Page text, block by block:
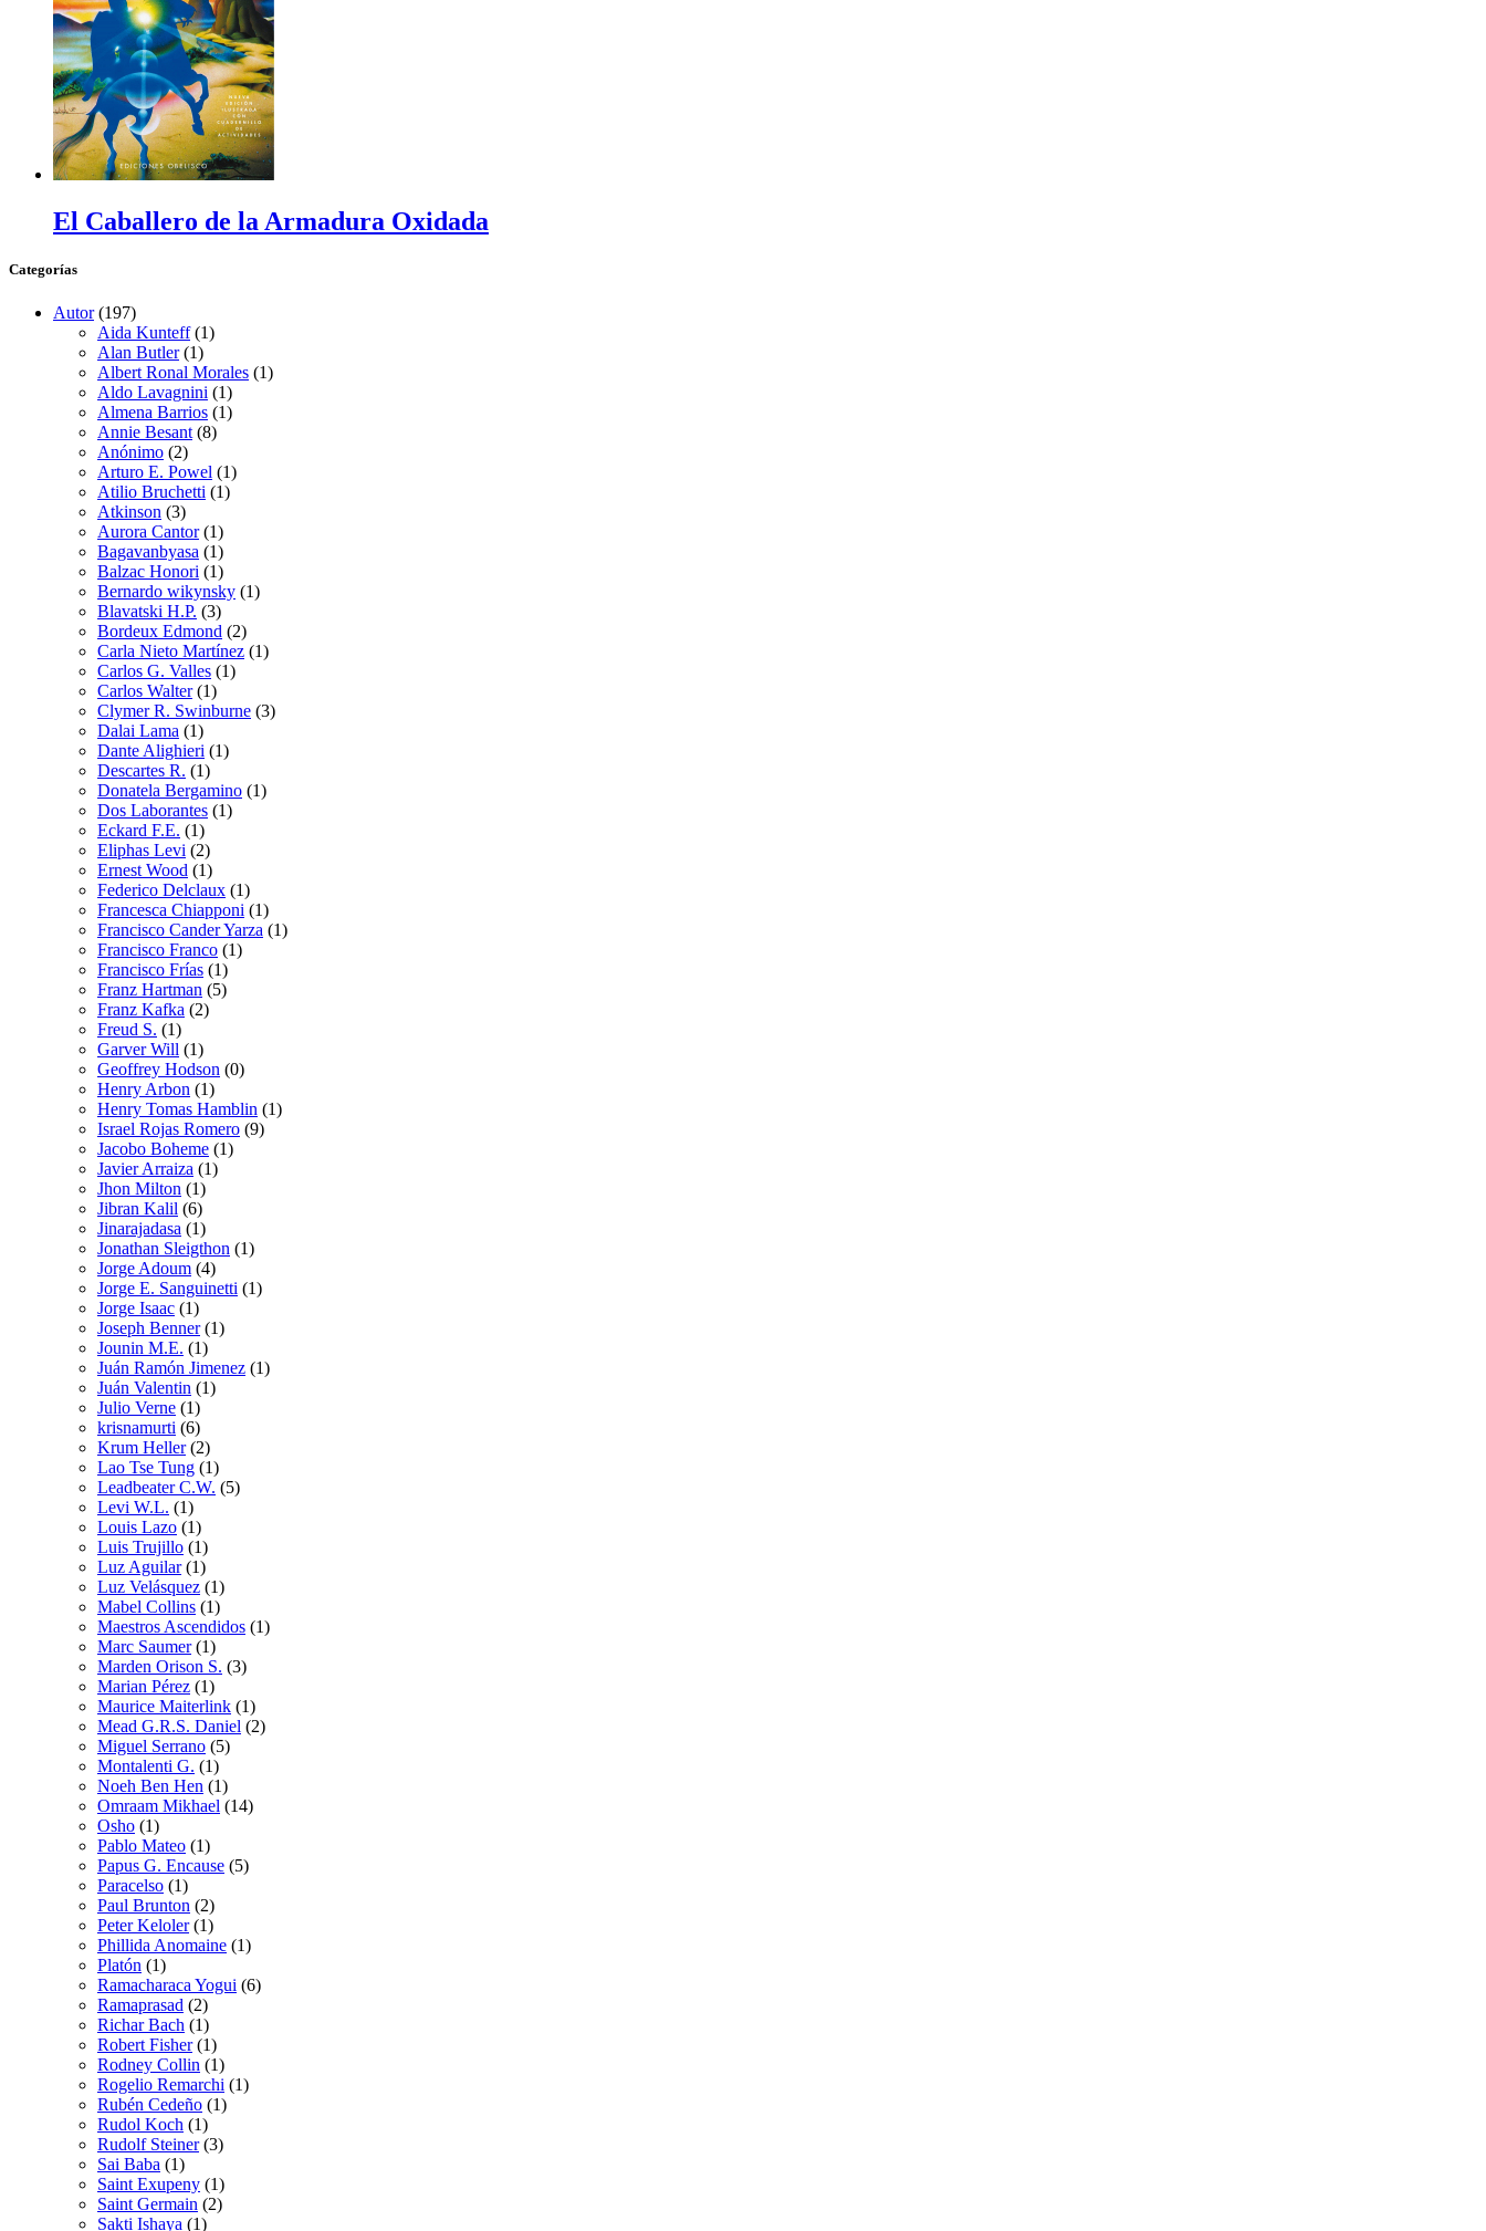
El Caballero de la Armadura Oxidada
Categorías
Autor (197)
Aida Kunteff (1)
Alan Butler (1)
Albert Ronal Morales (1)
Aldo Lavagnini (1)
Almena Barrios (1)
Annie Besant (8)
Anónimo (2)
Arturo E. Powel (1)
Atilio Bruchetti (1)
Atkinson (3)
Aurora Cantor (1)
Bagavanbyasa (1)
Balzac Honori (1)
Bernardo wikynsky (1)
Blavatski H.P. (3)
Bordeux Edmond (2)
Carla Nieto Martínez (1)
Carlos G. Valles (1)
Carlos Walter (1)
Clymer R. Swinburne (3)
Dalai Lama (1)
Dante Alighieri (1)
Descartes R. (1)
Donatela Bergamino (1)
Dos Laborantes (1)
Eckard F.E. (1)
Eliphas Levi (2)
Ernest Wood (1)
Federico Delclaux (1)
Francesca Chiapponi (1)
Francisco Cander Yarza (1)
Francisco Franco (1)
Francisco Frías (1)
Franz Hartman (5)
Franz Kafka (2)
Freud S. (1)
Garver Will (1)
Geoffrey Hodson (0)
Henry Arbon (1)
Henry Tomas Hamblin (1)
Israel Rojas Romero (9)
Jacobo Boheme (1)
Javier Arraiza (1)
Jhon Milton (1)
Jibran Kalil (6)
Jinarajadasa (1)
Jonathan Sleigthon (1)
Jorge Adoum (4)
Jorge E. Sanguinetti (1)
Jorge Isaac (1)
Joseph Benner (1)
Jounin M.E. (1)
Juán Ramón Jimenez (1)
Juán Valentin (1)
Julio Verne (1)
krisnamurti (6)
Krum Heller (2)
Lao Tse Tung (1)
Leadbeater C.W. (5)
Levi W.L. (1)
Louis Lazo (1)
Luis Trujillo (1)
Luz Aguilar (1)
Luz Velásquez (1)
Mabel Collins (1)
Maestros Ascendidos (1)
Marc Saumer (1)
Marden Orison S. (3)
Marian Pérez (1)
Maurice Maiterlink (1)
Mead G.R.S. Daniel (2)
Miguel Serrano (5)
Montalenti G. (1)
Noeh Ben Hen (1)
Omraam Mikhael (14)
Osho (1)
Pablo Mateo (1)
Papus G. Encause (5)
Paracelso (1)
Paul Brunton (2)
Peter Keloler (1)
Phillida Anomaine (1)
Platón (1)
Ramacharaca Yogui (6)
Ramaprasad (2)
Richar Bach (1)
Robert Fisher (1)
Rodney Collin (1)
Rogelio Remarchi (1)
Rubén Cedeño (1)
Rudol Koch (1)
Rudolf Steiner (3)
Sai Baba (1)
Saint Exupeny (1)
Saint Germain (2)
Sakti Ishaya (1)